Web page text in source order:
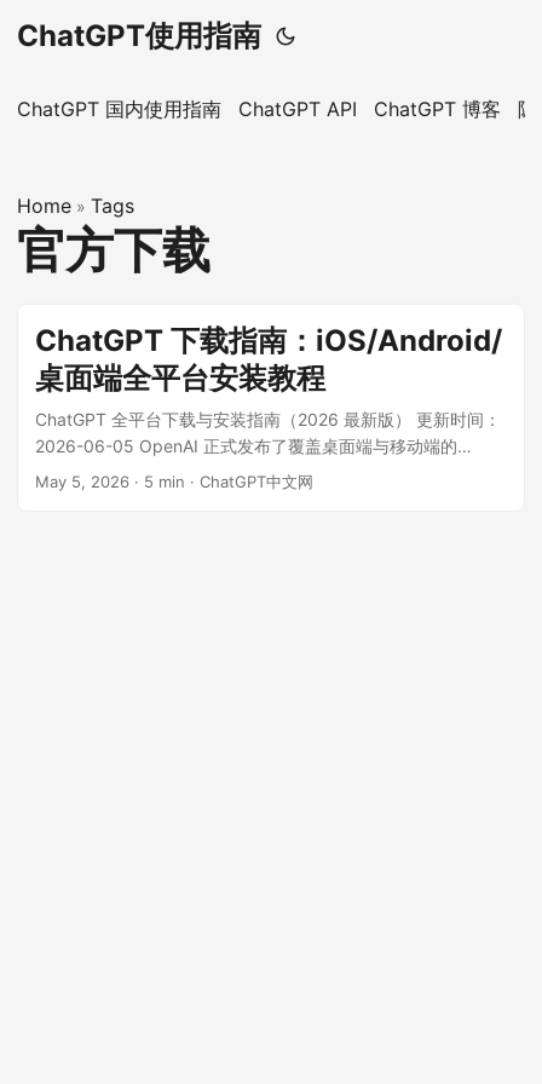
ChatGPT使用指南
ChatGPT 国内使用指南 ChatGPT API ChatGPT 博客
Home » Tags
官方下载
ChatGPT 下载指南：iOS/Android/
桌面端全平台安装教程
ChatGPT 全平台下载与安装指南（2026 最新版） 更新时间：
2026-06-05 OpenAI 正式发布了覆盖桌面端与移动端的
ChatGPT 官方应用程序。本文面向需要在 iOS、Android、
May 5, 2026 · 5 min · ChatGPT中文网